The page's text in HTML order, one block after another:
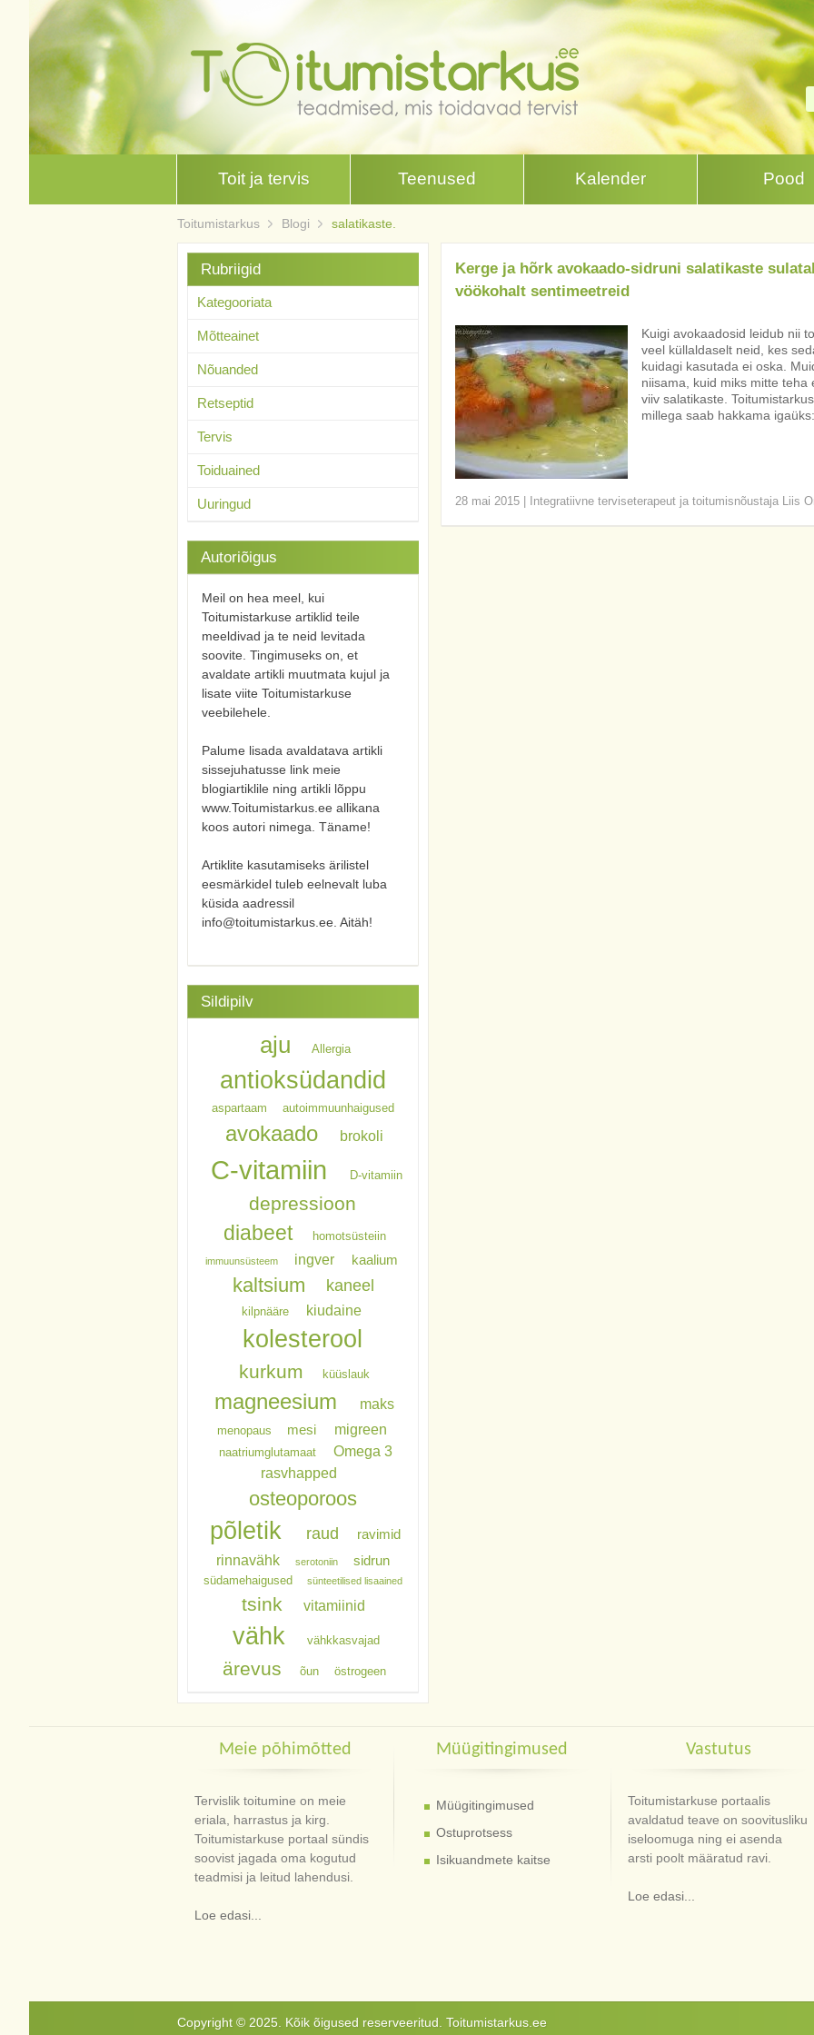
Toit ja tervis Teenused Kalender Pood
Toitumistarkus Blogi salatikaste.
Kerge ja hõrk avokaado-sidruni salatikaste
vöökohalt sentimeetreid
Kuigi avokaadosid leidub nii
veel küllaldaselt neid, kes
kuidagi kasutada ei oska.
niisama, kuid miks mitte teha
viiv salatikaste.
millega saab hakkama
28 mai 2015| Integratiivne terviseterapeut ja toitumisnõustaja Liis
Rubriigid
Kategooriata
Mõtteainet
Nõuanded
Retseptid
Tervis
Toiduained
Uuringud
Autoriõigus
Meil on hea meel, kui
Toitumistarkuse artiklid teile
meeldivad ja te neid levitada
soovite. Tingimuseks on, et
avaldate artikli muutmata kujul ja
lisate viite Toitumistarkuse
veebilehele.
Palume lisada avaldatava artikli
sissejuhatusse link meie
blogiartiklile ning artikli lõppu
www.Toitumistarkus.ee allikana
koos autori nimega. Täname!
Artiklite kasutamiseks ärilistel
eesmärkidel tuleb eelnevalt luba
küsida aadressil
info@toitumistarkus.ee. Aitäh!
Sildipilv
aju Allergia
antioksüdandid
aspartaam autoimmuunhaigused
avokaado brokoli
C-vitamiin D-vitamiin
depressioon
diabeet homotsüsteiin
immuunsüsteem ingver kaalium
kaltsium kaneel
kilpnääre kiudaine
kolesterool
kurkum küüslauk
magneesium maks
menopaus mesi migreen
naatriumglutamaat
Omega 3
rasvhapped
osteoporoos
põletik raud ravimid
rinnavähk serotoniin sidrun
südamehaigused sünteetilised lisaained
tsink vitamiinid
vähk vähkkasvajad
ärevus õun östrogeen
Meie põhimõtted
Tervislik toitumine on meie
eriala, harrastus ja kirg.
Toitumistarkuse portaal sündis
soovist jagada oma kogutud
teadmisi ja leitud lahendusi.
Loe edasi...
Müügitingimused
Müügitingimused
Ostuprotsess
Isikuandmete kaitse
Vastutus
Toitumistarkuse portaalis
avaldatud teave on soovitusliku
iseloomuga ning ei asenda
arsti poolt määratud ravi.
Loe edasi...
Copyright © 2025. Kõik õigused reserveeritud. Toitumistarkus.ee